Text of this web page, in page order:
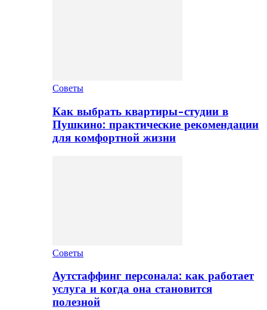
Советы
Как выбрать квартиры-студии в
Пушкино: практические рекомендации
для комфортной жизни
Советы
Аутстаффинг персонала: как работает
услуга и когда она становится
полезной